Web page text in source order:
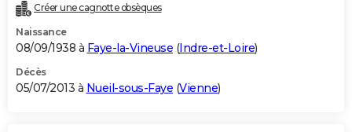
Créer une cagnotte obsèques
Naissance
08/09/1938 à Faye-la-Vineuse (Indre-et-Loire)
Décès
05/07/2013 à Nueil-sous-Faye (Vienne)